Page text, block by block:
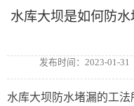
水库大坝是如何防
发布时间：2023-01-31
水库大坝防水堵漏的工